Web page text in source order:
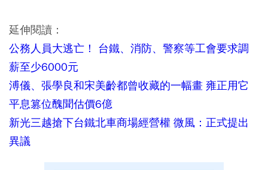
延伸閱讀：
公務人員大逃亡！ 台鐵、消防、警察等工會要求調
薪至少6000元
溥儀、張學良和宋美齡都曾收藏的一幅畫 雍正用它
平息篡位醜聞估價6億
新光三越搶下台鐵北車商場經營權 微風：正式提出
異議